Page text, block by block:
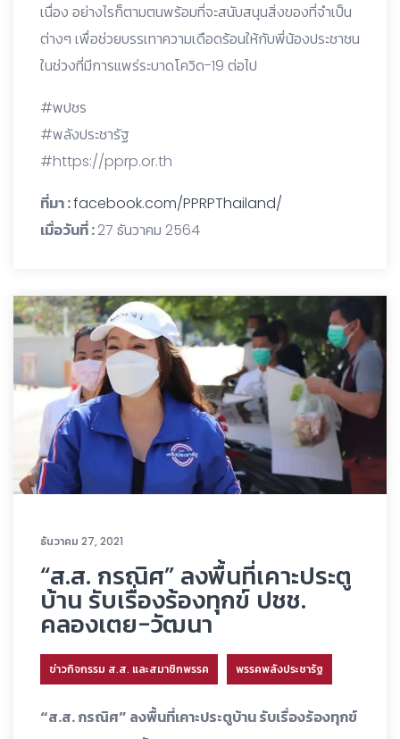
เนื่อง อย่างไรก็ตามตนพร้อมที่จะสนับสนุนสิ่งของที่จำเป็น
ต่างๆ เพื่อช่วยบรรเทาความเดือดร้อนให้กับพี่น้องประชาชน
ในช่วงที่มีการแพร่ระบาดโควิด-19 ต่อไป
#พปชร
#พลังประชารัฐ
#https://pprp.or.th
ที่มา :facebook.com/PPRPThailand/
เมื่อวันที่ :27 ธันวาคม 2564
ธันวาคม 27, 2021
“ส.ส. กรณิศ” ลงพื้นที่เคาะประตู
บ้าน รับเรื่องร้องทุกข์ ปชช.
คลองเตย-วัฒนา
ข่าวกิจกรรม ส.ส. และสมาชิกพรรค พรรคพลังประชารัฐ
“ส.ส. กรณิศ” ลงพื้นที่เคาะประตูบ้าน รับเรื่องร้องทุกข์